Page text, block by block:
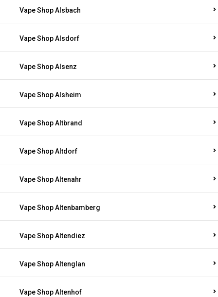
Vape Shop Alsbach
Vape Shop Alsdorf
Vape Shop Alsenz
Vape Shop Alsheim
Vape Shop Altbrand
Vape Shop Altdorf
Vape Shop Altenahr
Vape Shop Altenbamberg
Vape Shop Altendiez
Vape Shop Altenglan
Vape Shop Altenhof